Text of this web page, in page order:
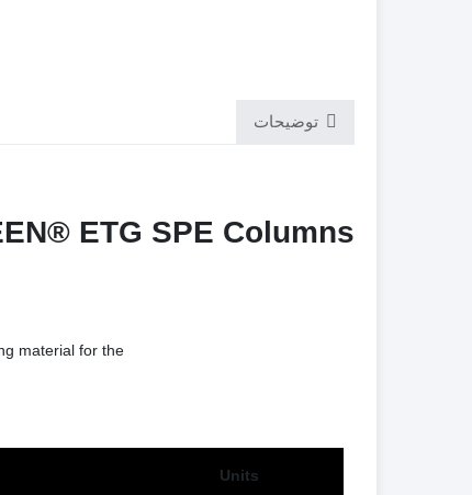
توضیحات
ETG SPE Columns
material for the
Units